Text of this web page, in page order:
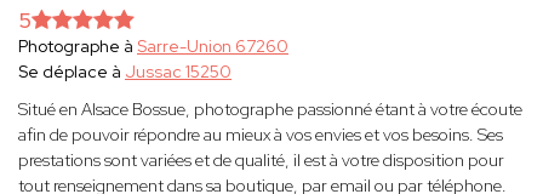
5
Photographe à Sarre-Union 67260
Se déplace à Jussac 15250
Situé en Alsace Bossue, photographe passionné étant à votre écoute
afin de pouvoir répondre au mieux à vos envies et vos besoins. Ses
prestations sont variées et de qualité, il est à votre disposition pour
tout renseignement dans sa boutique, par email ou par téléphone.